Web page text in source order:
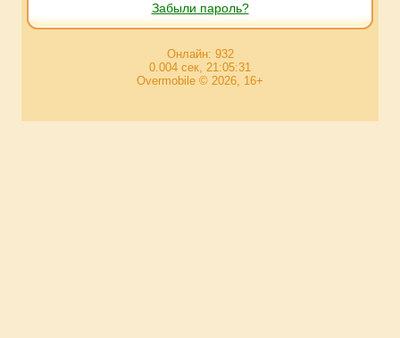
Забыли пароль?
Онлайн: 932
0.004 сек, 21:05:31
Overmobile © 2026, 16+